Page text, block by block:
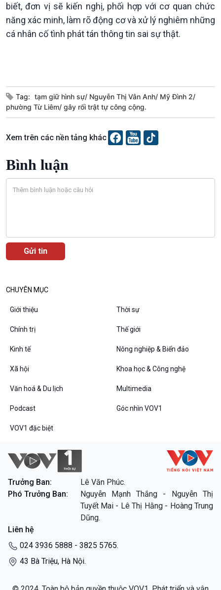
Chát với người nổi tiếng
Câu chuyện Thể thao
Video
Infographic
E-Magazine
Bình luận
Chuyện đêm
VOV1 đặc biệt
Chân dung cuộc sống
Các chương trình đặc biệt
biết, đơn vị sẽ kiến nghị, phối hợp với cơ quan chức
năng xác minh, làm rõ động cơ và xử lý nghiêm những
cá nhân cố tình phát tán thông tin sai sự thật.
Tag: tạm giữ hình sự/ Nguyễn Thị Vân Anh/ Mỹ Đình 2/
phường Từ Liêm/ gây rối trật tự công cộng.
Xem trên các nền tảng khác
Bình luận
CHUYÊN MỤC
Giới thiệu Thời sự
Chính trị Thế giới
Kinh tế Nông nghiệp & Biển đảo
Xã hội Khoa học & Công nghệ
Văn hoá & Du lịch Multimedia
Podcast Góc nhìn VOV1
VOV1 đặc biệt
Trưởng Ban:
Lê Văn Phúc.
Phó Trưởng Ban:
Nguyễn Mạnh Thắng - Nguyễn Thị
Tuyết Mai - Lê Thị Hằng - Hoàng Trung
Dũng.
Liên hệ
024 3936 5888 - 3825 5765.
43 Bà Triệu, Hà Nội.